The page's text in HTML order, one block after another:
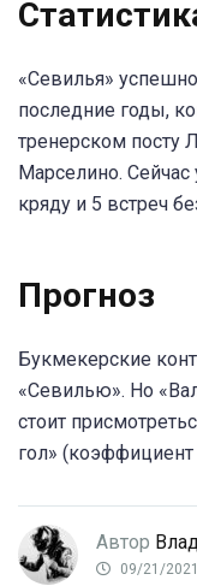
«Севилья»
последние годы,
тренерском посту
Марселино.
кряду и 5 встреч
Прогноз
Букмекерские
«Севилью». Но
стоит
гол» (коэффициент
Автор
09/21/2021